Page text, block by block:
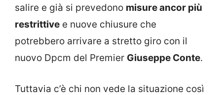
salire e già si prevedono misure ancor più
restrittive e nuove chiusure che
potrebbero arrivare a stretto giro con il
nuovo Dpcm del Premier Giuseppe Conte.
Tuttavia c’è chi non vede la situazione così